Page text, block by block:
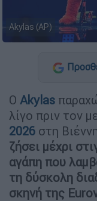
Akylas (AP)
Ο Akylas
λίγο πριν τον
2026 στη
ζήσει μέχρι
αγάπη που
τη δύσκολη
σκηνή της